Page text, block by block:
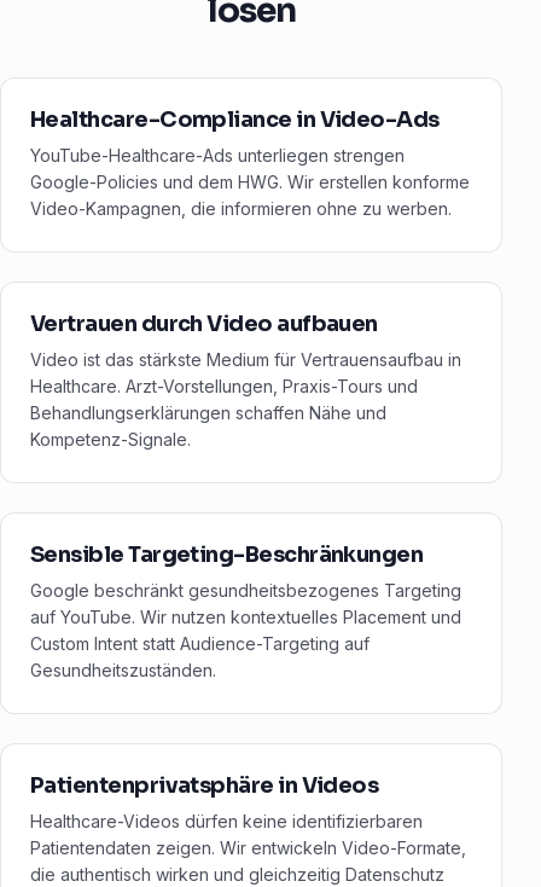
lösen
Healthcare-Compliance in Video-Ads
YouTube-Healthcare-Ads unterliegen strengen
Google-Policies und dem HWG. Wir erstellen konforme
Video-Kampagnen, die informieren ohne zu werben.
Vertrauen durch Video aufbauen
Video ist das stärkste Medium für Vertrauensaufbau in
Healthcare. Arzt-Vorstellungen, Praxis-Tours und
Behandlungserklärungen schaffen Nähe und
Kompetenz-Signale.
Sensible Targeting-Beschränkungen
Google beschränkt gesundheitsbezogenes Targeting
auf YouTube. Wir nutzen kontextuelles Placement und
Custom Intent statt Audience-Targeting auf
Gesundheitszuständen.
Patientenprivatsphäre in Videos
Healthcare-Videos dürfen keine identifizierbaren
Patientendaten zeigen. Wir entwickeln Video-Formate,
die authentisch wirken und gleichzeitig Datenschutz